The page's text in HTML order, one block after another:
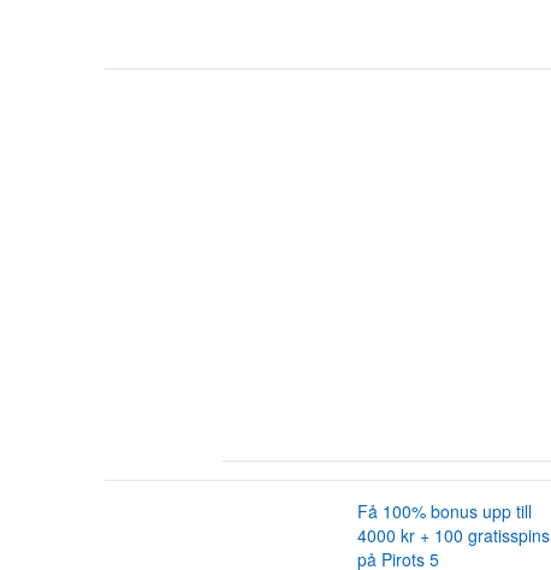
Få 100% bonus upp till
4000 kr + 100 gratisspins
på Pirots 5